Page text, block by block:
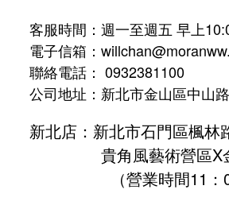
客服時間：週一至週五 早上
電子信箱：
聯絡電話： 0932381100
公司地址：新北市金山區中山
新北店：新北市石門區楓林
貴角風藝術營區X金
（營業時間11：00-